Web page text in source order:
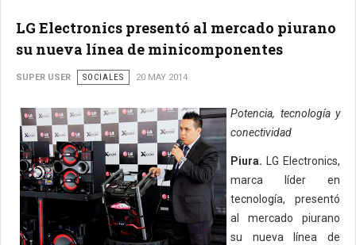
LG Electronics presentó al mercado piurano
su nueva línea de minicomponentes
SUPER USER SOCIALES 20 MAY 2014
Potencia, tecnología y
conectividad
Piura. LG Electronics,
marca líder en
tecnología, presentó
al mercado piurano
su nueva línea de